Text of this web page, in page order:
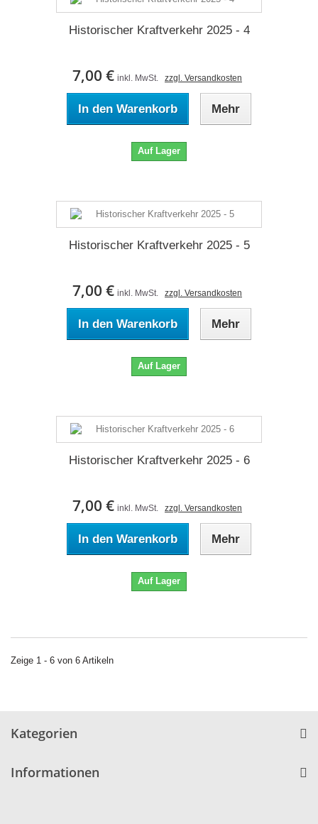
Historischer Kraftverkehr 2025 - 4
7,00 € inkl. MwSt. zzgl. Versandkosten
In den Warenkorb Mehr
Auf Lager
Historischer Kraftverkehr 2025 - 5
7,00 € inkl. MwSt. zzgl. Versandkosten
In den Warenkorb Mehr
Auf Lager
Historischer Kraftverkehr 2025 - 6
7,00 € inkl. MwSt. zzgl. Versandkosten
In den Warenkorb Mehr
Auf Lager
Zeige 1 - 6 von 6 Artikeln
Kategorien
Informationen